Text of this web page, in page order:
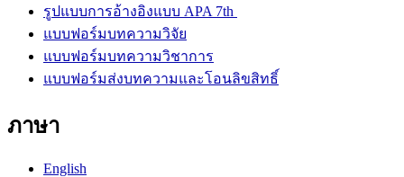
รูปแบบการอ้างอิงแบบ APA 7th
แบบฟอร์มบทความวิจัย
แบบฟอร์มบทความวิชาการ
แบบฟอร์มส่งบทความและโอนลิขสิทธิ์
ภาษา
English